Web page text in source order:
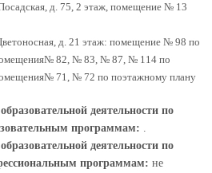
д. 75, 2 этаж, помещение № 13
д. 21 этаж: помещение № 98 по
82, № 83, № 87, № 114 по
№ 71, № 72 по поэтажному плану
деятельности по
программам: .
деятельности по
программам: не